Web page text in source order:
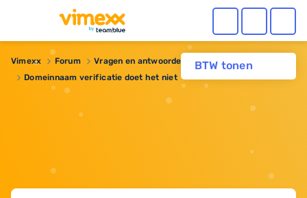
BTW tonen
Vimexx Forum Vragen en antwoorden
Domeinnaam
Domeinnaam verificatie doet het niet